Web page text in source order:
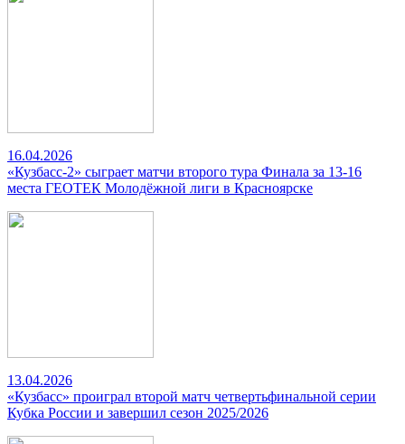
16.04.2026
«Кузбасс-2» сыграет матчи второго тура Финала за 13-16
места ГЕОТЕК Молодёжной лиги в Красноярске
13.04.2026
«Кузбасс» проиграл второй матч четвертьфинальной серии
Кубка России и завершил сезон 2025/2026